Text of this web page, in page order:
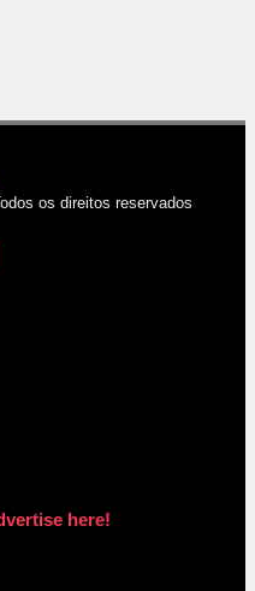
os direitos reservados
here!